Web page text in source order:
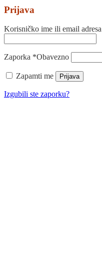
Prijava
Korisničko ime ili email adresa
Zaporka *Obavezno
Zapamti me Prijava
Izgubili ste zaporku?